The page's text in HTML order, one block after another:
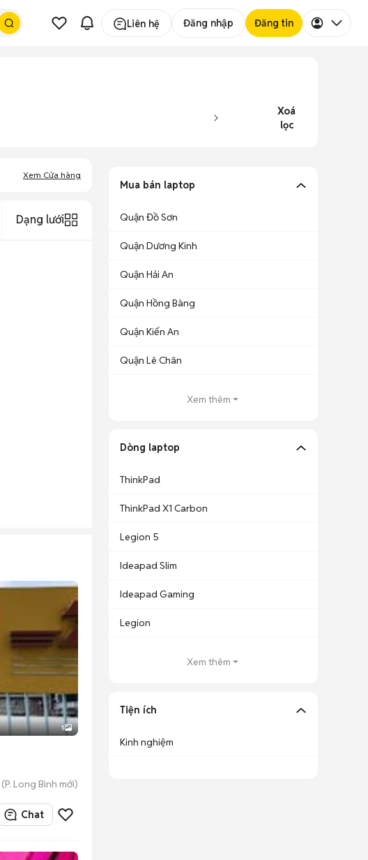
Liên hệ Đăng nhập Đăng tin
Xoá
lọc
Xem Cửa hàng
Dạng lưới
1
(P. Long Bình mới)
Chat
Mua bán laptop
Quận Đồ Sơn
Quận Dương Kinh
Quận Hải An
Quận Hồng Bàng
Quận Kiến An
Quận Lê Chân
Xem thêm
Dòng laptop
ThinkPad
ThinkPad X1 Carbon
Legion 5
Ideapad Slim
Ideapad Gaming
Legion
Xem thêm
Tiện ích
Kinh nghiệm